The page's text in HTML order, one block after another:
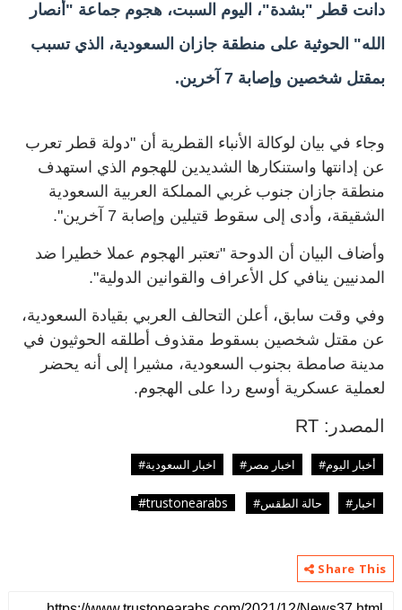
دانت قطر "بشدة"، اليوم السبت، هجوم جماعة "أنصار
الله" الحوثية على منطقة جازان السعودية، الذي تسبب
بمقتل شخصين وإصابة 7 آخرين.
وجاء في بيان لوكالة الأنباء القطرية أن "دولة قطر تعرب
عن إدانتها واستنكارها الشديدين للهجوم الذي استهدف
منطقة جازان جنوب غربي المملكة العربية السعودية
الشقيقة، وأدى إلى سقوط قتيلين وإصابة 7 آخرين".
وأضاف البيان أن الدوحة "تعتبر الهجوم عملا خطيرا ضد
المدنيين ينافي كل الأعراف والقوانين الدولية".
وفي وقت سابق، أعلن التحالف العربي بقيادة السعودية،
عن مقتل شخصين بسقوط مقذوف أطلقه الحوثيون في
مدينة صامطة بجنوب السعودية، مشيرا إلى أنه يحضر
لعملية عسكرية أوسع ردا على الهجوم.
المصدر: RT
أخبار اليوم# اخبار مصر# اخبار السعودية#
اخبار# حالة الطقس#
Share This